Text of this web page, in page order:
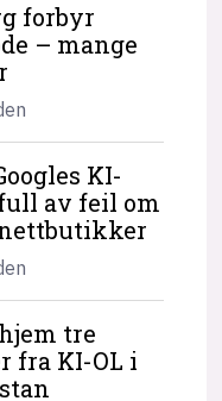
forbyr
– mange
KI-
av feil om
tre
fra KI-OL i